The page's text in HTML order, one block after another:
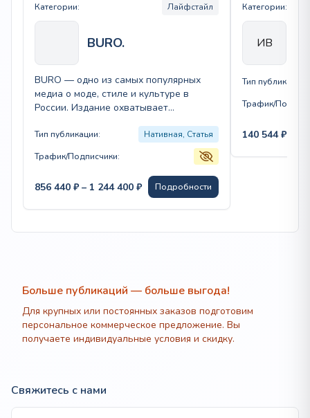
Категории: Лайфстайл
BURO.
BURO — одно из самых популярных
медиа о моде, стиле и культуре в
России. Издание охватывает
Тип публикации:
Нативная, Статья
Трафик/Подписчики:
856 440 ₽ – 1 244 400 ₽Диапазон
цен:
856
Подробности
Категории:
ИВ
Тип публикации:
Трафик/
140 544₽
Больше публикаций — больше выгода!
Для крупных или постоянных заказов подготовим
персональное коммерческое предложение. Вы
получаете индивидуальные условия и скидку.
Свяжитесь с нами